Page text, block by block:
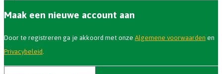
Maak een nieuwe account aan
Door te registreren ga je akkoord met onze Algemene voorwaarden en
Privacybeleid.